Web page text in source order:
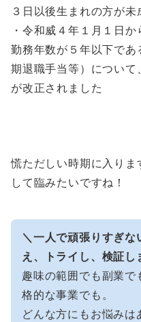
３日以後生まれの方が未
・令和威４年１月１日
勤務年数が５年以下で
期退職手当等）につい
が改正されました
慌ただしい時期に入りま
して臨みたいですね！
＼一人で頑張りすぎな
え、トライし、検証し
趣味の範囲でも副業で
格的な事業でも。
どんな方にもお悩みは